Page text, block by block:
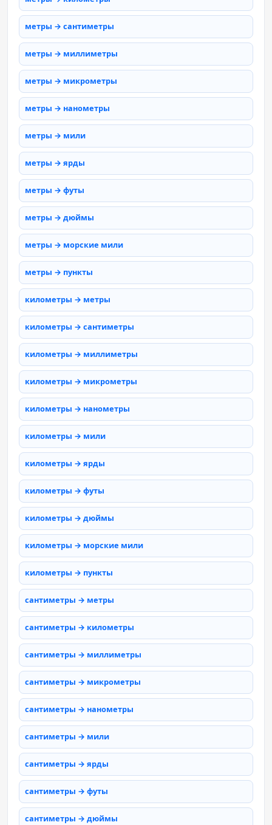
метры → сантиметры
метры → миллиметры
метры → микрометры
метры → нанометры
метры → мили
метры → ярды
метры → футы
метры → дюймы
метры → морские мили
метры → пункты
километры → метры
километры → сантиметры
километры → миллиметры
километры → микрометры
километры → нанометры
километры → мили
километры → ярды
километры → футы
километры → дюймы
километры → морские мили
километры → пункты
сантиметры → метры
сантиметры → километры
сантиметры → миллиметры
сантиметры → микрометры
сантиметры → нанометры
сантиметры → мили
сантиметры → ярды
сантиметры → футы
сантиметры → дюймы